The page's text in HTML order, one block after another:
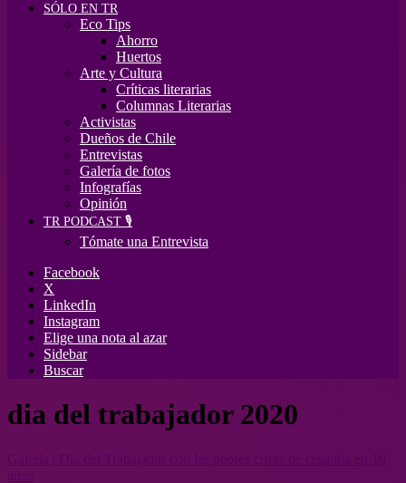
SÓLO EN TR
Eco Tips
Ahorro
Huertos
Arte y Cultura
Críticas literarias
Columnas Literarias
Activistas
Dueños de Chile
Entrevistas
Galería de fotos
Infografías
Opinión
TR PODCAST 🎙️
Tómate una Entrevista
Facebook
X
LinkedIn
Instagram
Elige una nota al azar
Sidebar
Buscar
dia del trabajador 2020